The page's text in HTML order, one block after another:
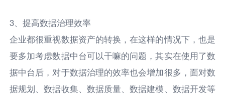
3、提高数据治理效率
企业都很重视数据资产的转换，在这样的情况下，也是
要多加考虑数据中台可以干嘛的问题，其实在使用了数
据中台后，对于数据治理的效率也会增加很多，面对数
据规划、数据收集、数据质量、数据建模、数据开发等